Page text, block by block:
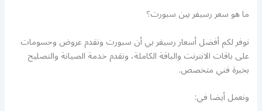
ما هو سعر رسيفر بين سبورت؟
نوفر لكم أفضل أسعار رسيفر بي أن سبورت ونقدم عروض وحسومات
على باقات الانترنت والباقة الكاملة، ونقدم خدمة الصيانة والتصليح
بخبرة فني متخصص.
ونعمل أيضا في: